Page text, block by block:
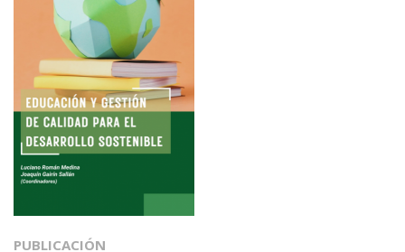
PUBLICACIÓN